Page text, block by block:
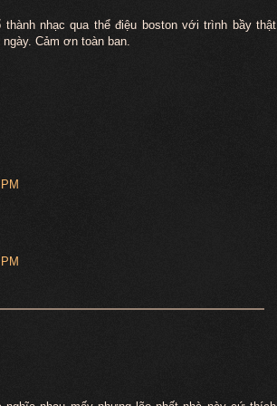
nhạc qua thể điệu boston với trình bầy thật
Cảm ơn toàn ban.